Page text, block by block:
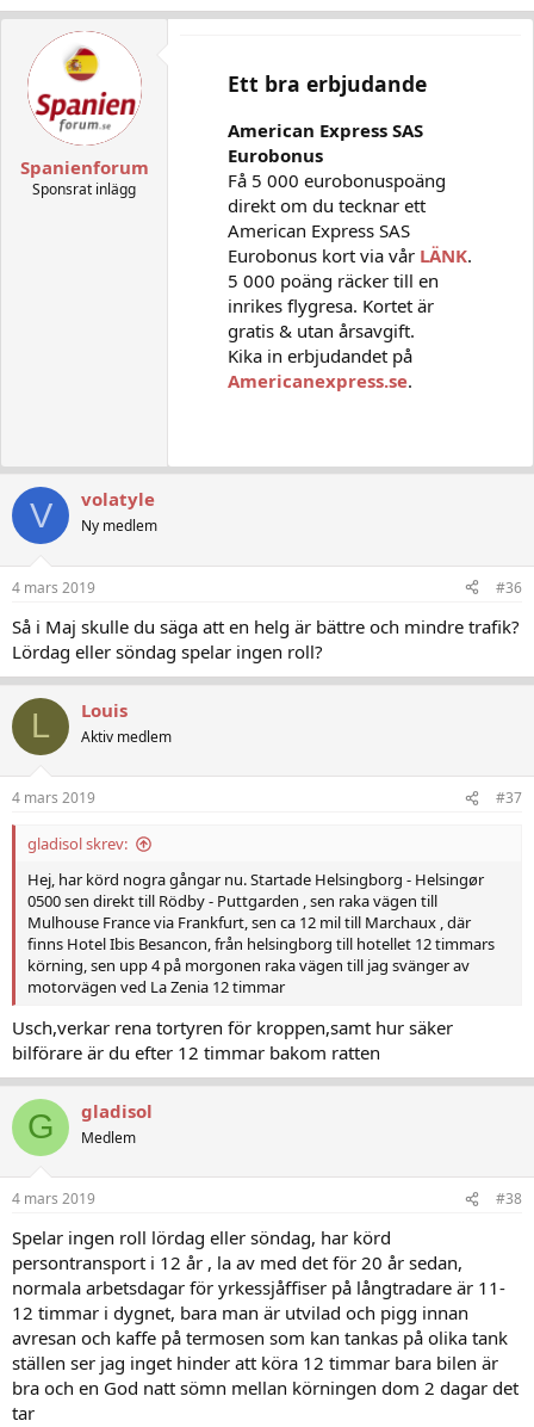
Spanienforum
Sponsrat inlägg
Ett bra erbjudande
American Express SAS
Eurobonus
Få 5 000 eurobonuspoäng
direkt om du tecknar ett
American Express SAS
Eurobonus kort via vår LÄNK.
5 000 poäng räcker till en
inrikes flygresa. Kortet är
gratis & utan årsavgift.
Kika in erbjudandet på
Americanexpress.se.
V volatyle
Ny medlem
4 mars 2019 #36
Så i Maj skulle du säga att en helg är bättre och mindre trafik?
Lördag eller söndag spelar ingen roll?
L Louis
Aktiv medlem
4 mars 2019 #37
gladisol skrev:
Hej, har körd nogra gångar nu. Startade Helsingborg - Helsingør
0500 sen direkt till Rödby - Puttgarden , sen raka vägen till
Mulhouse France via Frankfurt, sen ca 12 mil till Marchaux , där
finns Hotel Ibis Besancon, från helsingborg till hotellet 12 timmars
körning, sen upp 4 på morgonen raka vägen till jag svänger av
motorvägen ved La Zenia 12 timmar
Usch,verkar rena tortyren för kroppen,samt hur säker
bilförare är du efter 12 timmar bakom ratten
G gladisol
Medlem
4 mars 2019 #38
Spelar ingen roll lördag eller söndag, har körd
persontransport i 12 år , la av med det för 20 år sedan,
normala arbetsdagar för yrkessjåffiser på långtradare är 11-
12 timmar i dygnet, bara man är utvilad och pigg innan
avresan och kaffe på termosen som kan tankas på olika tank
ställen ser jag inget hinder att köra 12 timmar bara bilen är
bra och en God natt sömn mellan körningen dom 2 dagar det
tar